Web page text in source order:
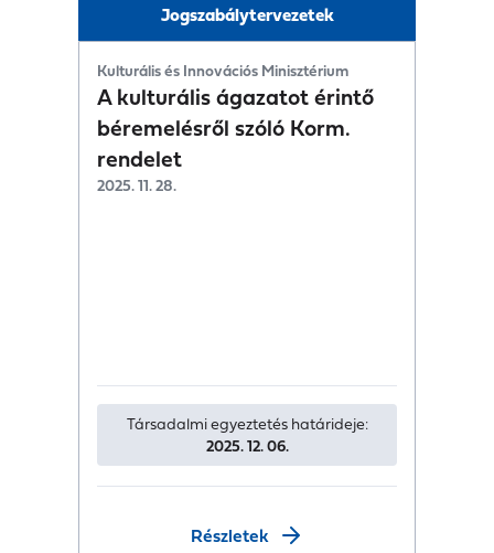
Jogszabálytervezetek
Kulturális és Innovációs Minisztérium
A kulturális ágazatot érintő
béremelésről szóló Korm.
rendelet
2025. 11. 28.
Társadalmi egyeztetés határideje:
2025. 12. 06.
Részletek